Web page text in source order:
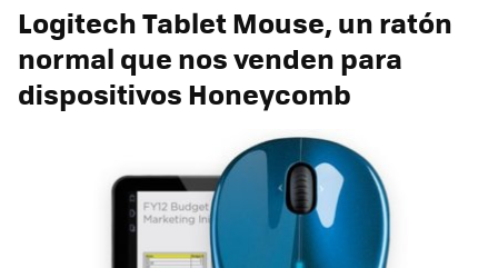
Logitech Tablet Mouse, un ratón
normal que nos venden para
dispositivos Honeycomb